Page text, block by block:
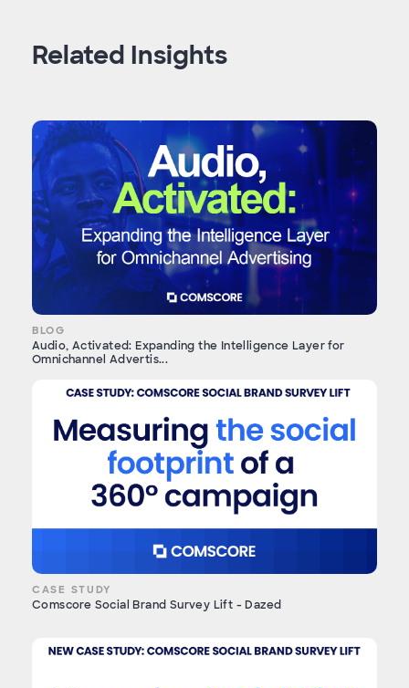
Related Insights
BLOG
Audio, Activated: Expanding the Intelligence Layer for
Omnichannel Advertis...
CASE STUDY
Comscore Social Brand Survey Lift - Dazed